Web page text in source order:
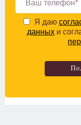
Я даю
данных и